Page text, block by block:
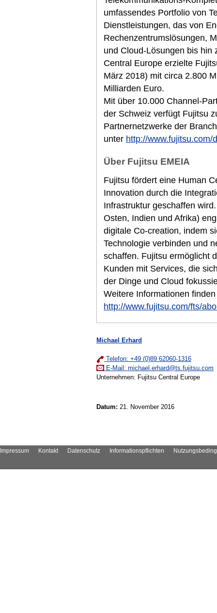
umfassendes Portfolio von
Dienstleistungen, das von
Rechenzentrumslösungen,
und Cloud-Lösungen bis hin
Central Europe erzielte
März 2018) mit circa 2.800
Milliarden Euro.
Mit über 10.000 Channel-
der Schweiz verfügt Fujitsu
Partnernetzwerke der
unter http://www.fujitsu.com/
Über Fujitsu EMEIA
Fujitsu fördert eine Human
Innovation durch die
Infrastruktur geschaffen
Osten, Indien und Afrika)
digitale Co-creation, indem
Technologie verbinden und
schaffen. Fujitsu ermöglicht
Kunden mit Services, die
der Dinge und Cloud
Weitere Informationen
http://www.fujitsu.com/fts/
Michael Erhard
Telefon: +49 (0)89 62060-1316
E-Mail: michael.erhard@ts.fujitsu.com
Unternehmen: Fujitsu Central Europe
Datum: 21. November 2016
Impressum Kontakt Datenschutz Informationspflichten